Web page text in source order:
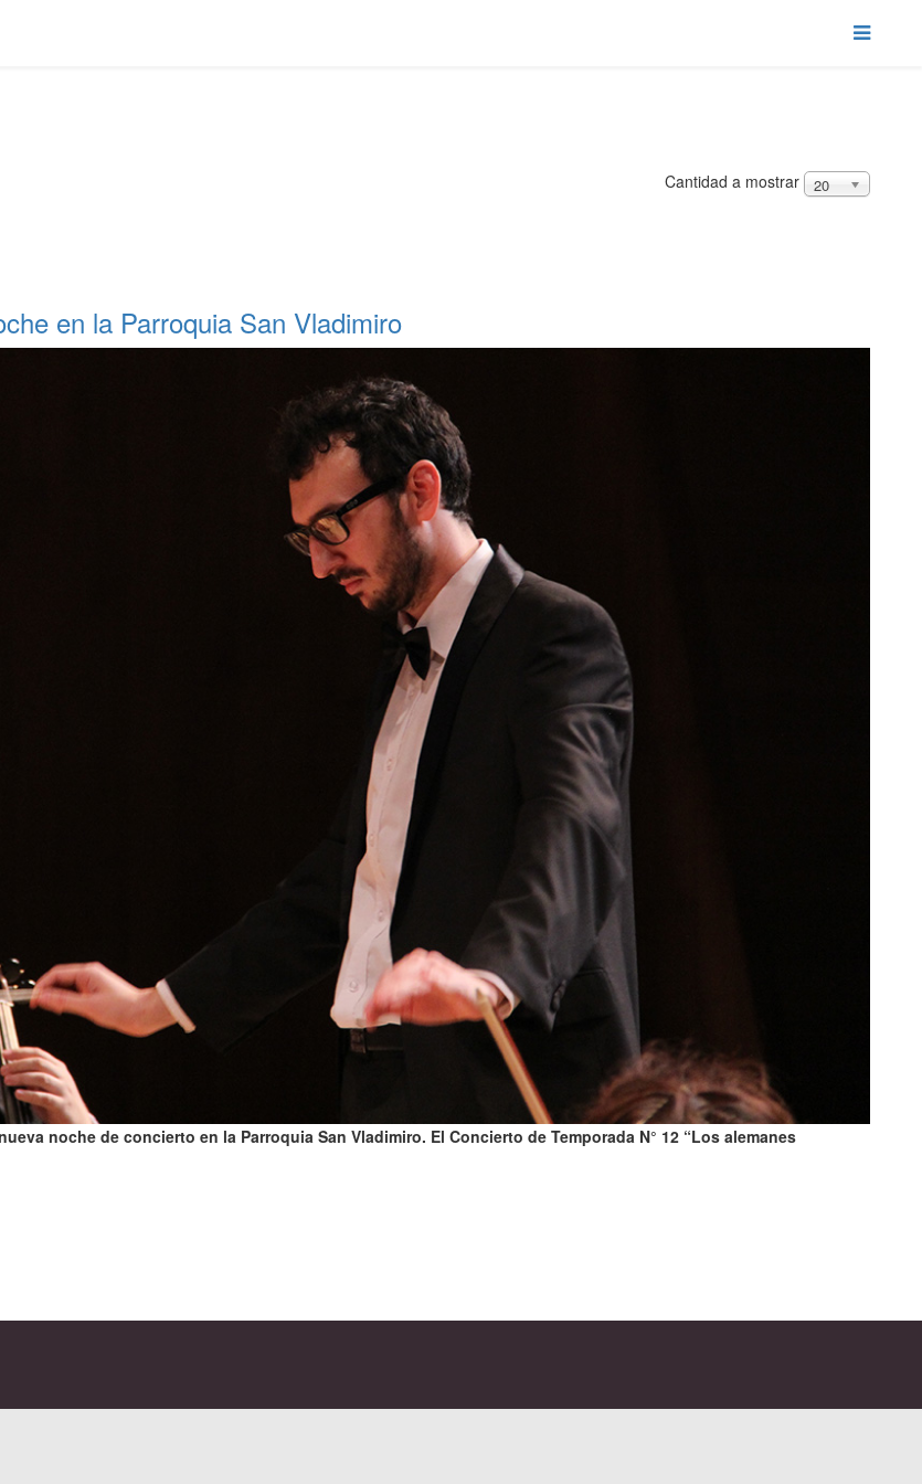
Cantidad a mostrar 20
en la Parroquia San Vladimiro
noche de concierto en la Parroquia San Vladimiro. El Concierto de Temporada N° 12 “Los alemanes